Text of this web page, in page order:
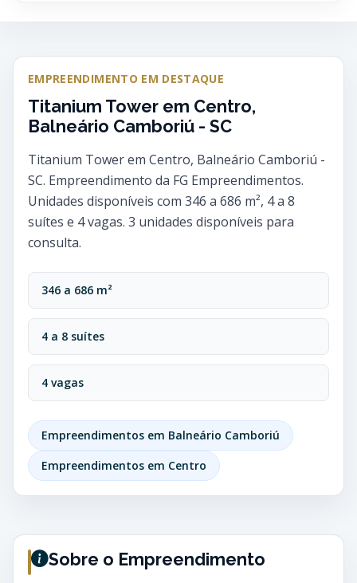
EMPREENDIMENTO EM DESTAQUE
Titanium Tower em Centro,
Balneário Camboriú - SC
Titanium Tower em Centro, Balneário Camboriú -
SC. Empreendimento da FG Empreendimentos.
Unidades disponíveis com 346 a 686 m², 4 a 8
suítes e 4 vagas. 3 unidades disponíveis para
consulta.
346 a 686 m²
4 a 8 suítes
4 vagas
Empreendimentos em Balneário Camboriú
Empreendimentos em Centro
Sobre o Empreendimento